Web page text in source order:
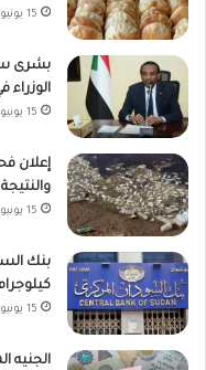
15 يونيو، 2026
بشرى
الوزراء
15 يونيو، 2026
إعلان
15 يونيو، 2026
15 يونيو، 2026
الجنيه